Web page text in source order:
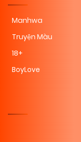
Manhwa
Truyện Màu
18+
BoyLove